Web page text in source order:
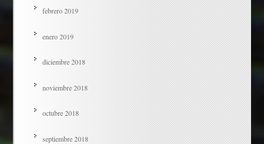
febrero 2019
enero 2019
diciembre 2018
noviembre 2018
octubre 2018
septiembre 2018